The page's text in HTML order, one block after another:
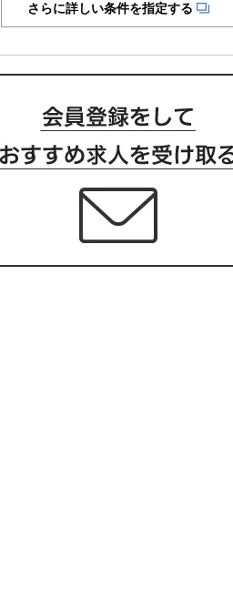
さらに詳しい条件を指定する